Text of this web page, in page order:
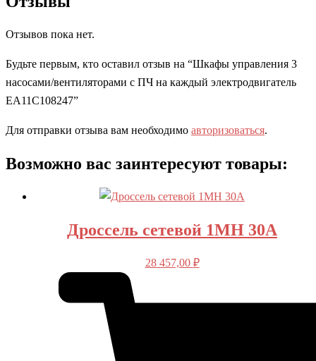
Отзывов пока нет.
Будьте первым, кто оставил отзыв на “Шкафы управления 3
насосами/вентиляторами с ПЧ на каждый электродвигатель
EA11C108247”
Для отправки отзыва вам необходимо авторизоваться.
Возможно вас заинтересуют товары:
Дроссель сетевой 1MH 30A
28 457,00 ₽